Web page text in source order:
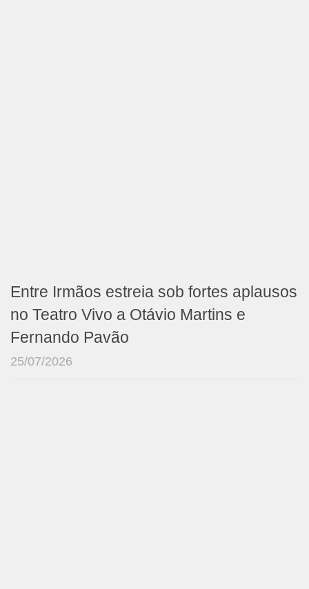
Entre Irmãos estreia sob fortes aplausos
no Teatro Vivo a Otávio Martins e
Fernando Pavão
25/07/2026